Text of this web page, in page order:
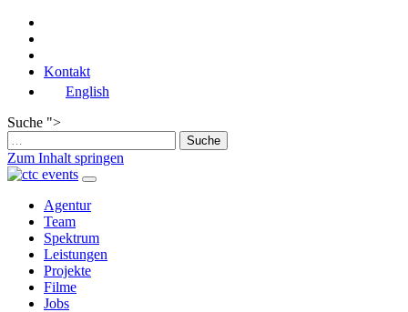
Kontakt
English
Suche ">
Zum Inhalt springen
Hauptnavigation
Agentur
Team
Spektrum
Leistungen
Projekte
Filme
Jobs